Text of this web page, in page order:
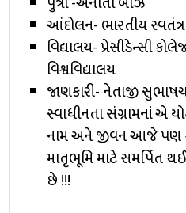
આંદોલન- ભારતીય
વિદ્યાલય- પ્રેસીડેન્સી
વિશ્વવિદ્યાલય
જાણકારી- નેતાજી
સ્વાધીનતા સંગ્રામનાં એ
નામ અને જીવન આજે પણ
માતૃભૂમિ માટે સમર્પિત
છે !!!